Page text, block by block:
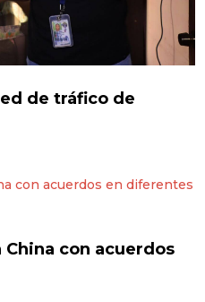
de tráfico de
China con acuerdos